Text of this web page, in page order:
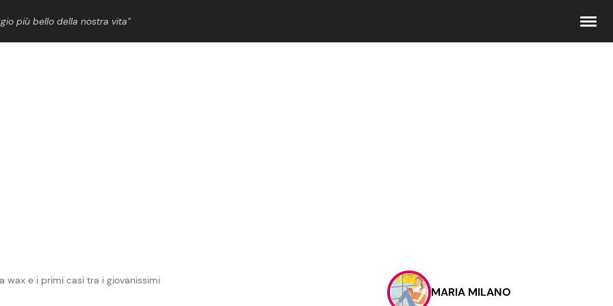
più bello della nostra vita”
Contattaci
Pubblicità
wax e i primi casi tra i giovanissimi
MARIA MILANO